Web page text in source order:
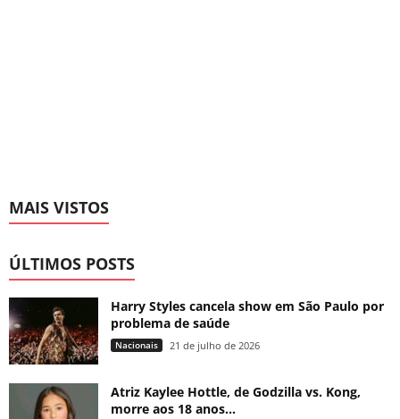
MAIS VISTOS
ÚLTIMOS POSTS
Harry Styles cancela show em São Paulo por
problema de saúde
Nacionais 21 de julho de 2026
Atriz Kaylee Hottle, de Godzilla vs. Kong,
morre aos 18 anos...